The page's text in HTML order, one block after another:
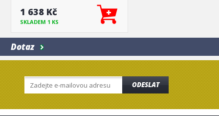
1 638 Kč
SKLADEM 1 KS
Dotaz
ODESLAT